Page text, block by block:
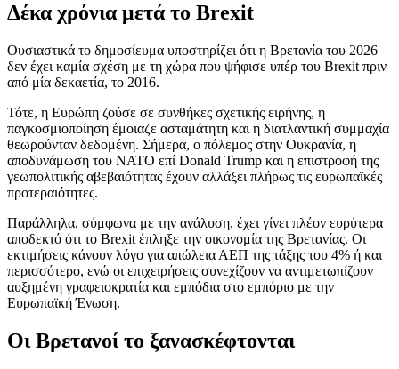
Δέκα χρόνια μετά το Brexit
Ουσιαστικά το δημοσίευμα υποστηρίζει ότι η Βρετανία του 2026
δεν έχει καμία σχέση με τη χώρα που ψήφισε υπέρ του Brexit πριν
από μία δεκαετία, το 2016.
Τότε, η Ευρώπη ζούσε σε συνθήκες σχετικής ειρήνης, η
παγκοσμιοποίηση έμοιαζε ασταμάτητη και η διατλαντική συμμαχία
θεωρούνταν δεδομένη. Σήμερα, ο πόλεμος στην Ουκρανία, η
αποδυνάμωση του ΝΑΤΟ επί Donald Trump και η επιστροφή της
γεωπολιτικής αβεβαιότητας έχουν αλλάξει πλήρως τις ευρωπαϊκές
προτεραιότητες.
Παράλληλα, σύμφωνα με την ανάλυση, έχει γίνει πλέον ευρύτερα
αποδεκτό ότι το Brexit έπληξε την οικονομία της Βρετανίας. Οι
εκτιμήσεις κάνουν λόγο για απώλεια ΑΕΠ της τάξης του 4% ή και
περισσότερο, ενώ οι επιχειρήσεις συνεχίζουν να αντιμετωπίζουν
αυξημένη γραφειοκρατία και εμπόδια στο εμπόριο με την
Ευρωπαϊκή Ένωση.
Οι Βρετανοί το ξανασκέφτονται